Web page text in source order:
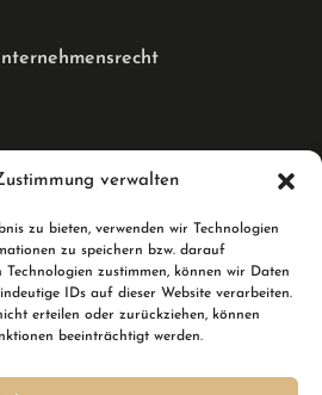
verwalten
zu bieten, verwenden wir Technologien
zu speichern bzw. darauf
Technologien zustimmen, können wir Daten
IDs auf dieser Website verarbeiten.
erteilen oder zurückziehen, können
beeinträchtigt werden.
WEG Recht
in Karlsruhe und in